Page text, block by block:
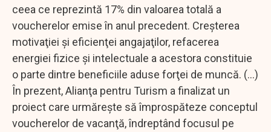
ceea ce reprezintă 17% din valoarea totală a
voucherelor emise în anul precedent. Creşterea
motivaţiei şi eficienţei angajaţilor, refacerea
energiei fizice şi intelectuale a acestora constituie
o parte dintre beneficiile aduse forţei de muncă. (...)
În prezent, Alianţa pentru Turism a finalizat un
proiect care urmăreşte să împrospăteze conceptul
voucherelor de vacanţă, îndreptând focusul pe